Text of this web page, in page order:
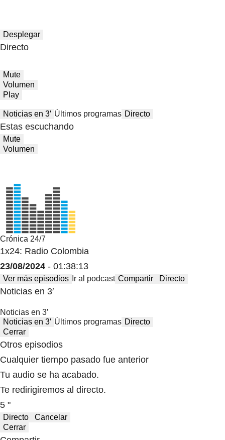
Desplegar
Directo
Mute
Volumen
Play
Noticias en 3′ Últimos programas Directo
Estas escuchando
Mute
Volumen
Crónica 24/7
1x24: Radio Colombia
23/08/2024 - 01:38:13
Ver más episodios Ir al podcast Compartir Directo
Noticias en 3′
Noticias en 3′
Noticias en 3′ Últimos programas Directo
Cerrar
Otros episodios
Cualquier tiempo pasado fue anterior
Tu audio se ha acabado.
Te redirigiremos al directo.
5 "
Directo
Cancelar
Cerrar